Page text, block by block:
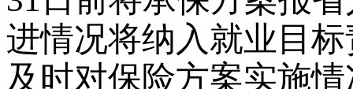
进情况将纳入就业目
及时对保险方案实施